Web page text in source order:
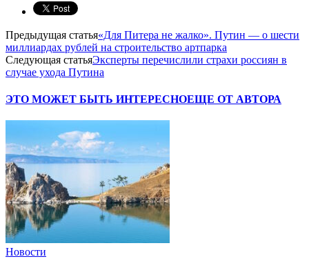
Предыдущая статья«Для Питера не жалко». Путин — о шести
миллиардах рублей на строительство артпарка
Следующая статьяЭксперты перечислили страхи россиян в
случае ухода Путина
ЭТО МОЖЕТ БЫТЬ ИНТЕРЕСНОЕЩЕ ОТ АВТОРА
Новости